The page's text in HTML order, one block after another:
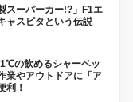
スーパーカー!?」F1エ
ャスピタという伝説
の飲めるシャーベッ
業やアウトドアに「ア
利！